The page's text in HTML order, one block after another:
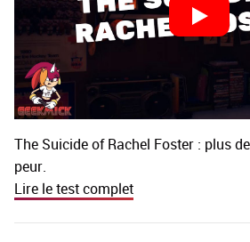
The Suicide of Rachel Foster : plus
peur.
Lire le test complet